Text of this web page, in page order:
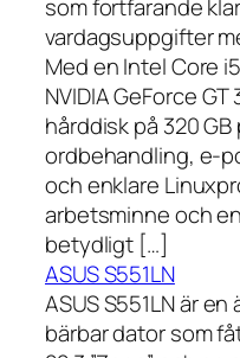
som fortfarande
vardagsuppgifter
Med en Intel Core
NVIDIA GeForce
hårddisk på 320
ordbehandling, e-
och enklare
arbetsminne och
betydligt […]
ASUS S551LN
ASUS S551LN är
bärbar dator som